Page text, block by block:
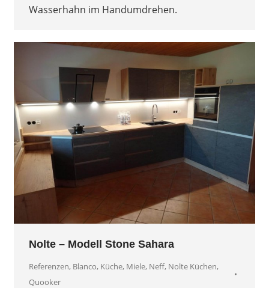
Wasserhahn im Handumdrehen.
Nolte – Modell Stone Sahara
Referenzen, Blanco, Küche, Miele, Neff, Nolte Küchen,
Quooker